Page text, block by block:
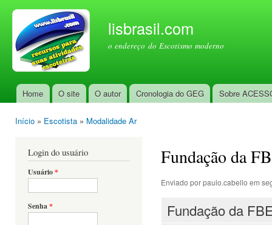
lisbrasil.com
o endereço do Escotismo moderno
Menu principal
Home O site O autor Cronologia do GEG Sobre
Início » Escotista » Modalidade Ar
Login do usuário
Usuário*
Senha*
Fundação da
Enviado porpaulo.cabello em
Fundação da